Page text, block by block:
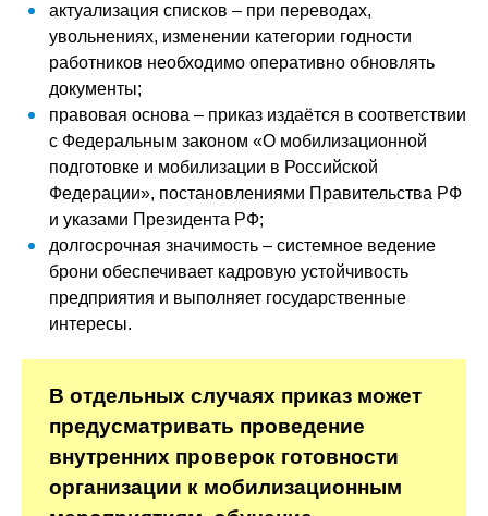
актуализация списков – при переводах,
увольнениях, изменении категории годности
работников необходимо оперативно обновлять
документы;
правовая основа – приказ издаётся в соответствии
с Федеральным законом «О мобилизационной
подготовке и мобилизации в Российской
Федерации», постановлениями Правительства РФ
и указами Президента РФ;
долгосрочная значимость – системное ведение
брони обеспечивает кадровую устойчивость
предприятия и выполняет государственные
интересы.
В отдельных случаях приказ может
предусматривать проведение
внутренних проверок готовности
организации к мобилизационным